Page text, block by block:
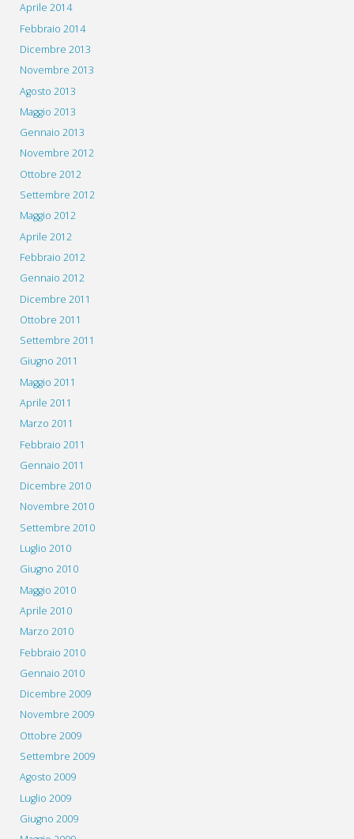
Aprile 2014
Febbraio 2014
Dicembre 2013
Novembre 2013
Agosto 2013
Maggio 2013
Gennaio 2013
Novembre 2012
Ottobre 2012
Settembre 2012
Maggio 2012
Aprile 2012
Febbraio 2012
Gennaio 2012
Dicembre 2011
Ottobre 2011
Settembre 2011
Giugno 2011
Maggio 2011
Aprile 2011
Marzo 2011
Febbraio 2011
Gennaio 2011
Dicembre 2010
Novembre 2010
Settembre 2010
Luglio 2010
Giugno 2010
Maggio 2010
Aprile 2010
Marzo 2010
Febbraio 2010
Gennaio 2010
Dicembre 2009
Novembre 2009
Ottobre 2009
Settembre 2009
Agosto 2009
Luglio 2009
Giugno 2009